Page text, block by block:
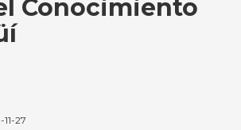
Conocimiento
27